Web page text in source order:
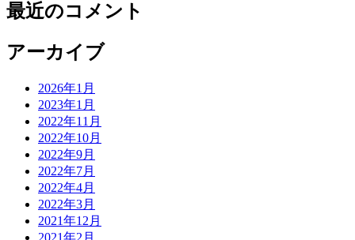
最近のコメント
アーカイブ
2026年1月
2023年1月
2022年11月
2022年10月
2022年9月
2022年7月
2022年4月
2022年3月
2021年12月
2021年2月